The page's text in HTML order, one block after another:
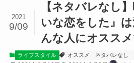
【ネタバレなし
いな恋をした』
んな人にオスス
2021
9/09
ライフスタイル オススメ ネタバレなし